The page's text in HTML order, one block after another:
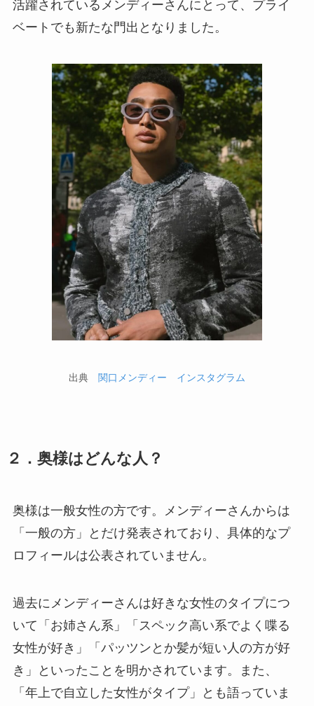
活躍されているメンディーさんにとって、プライ
ベートでも新たな門出となりました。
出典 関口メンディー インスタグラム
２．奥様はどんな人？
奥様は一般女性の方です。メンディーさんからは
「一般の方」とだけ発表されており、具体的なプ
ロフィールは公表されていません。
過去にメンディーさんは好きな女性のタイプにつ
いて「お姉さん系」「スペック高い系でよく喋る
女性が好き」「パッツンとか髪が短い人の方が好
き」といったことを明かされています。また、
「年上で自立した女性がタイプ」とも語っていま